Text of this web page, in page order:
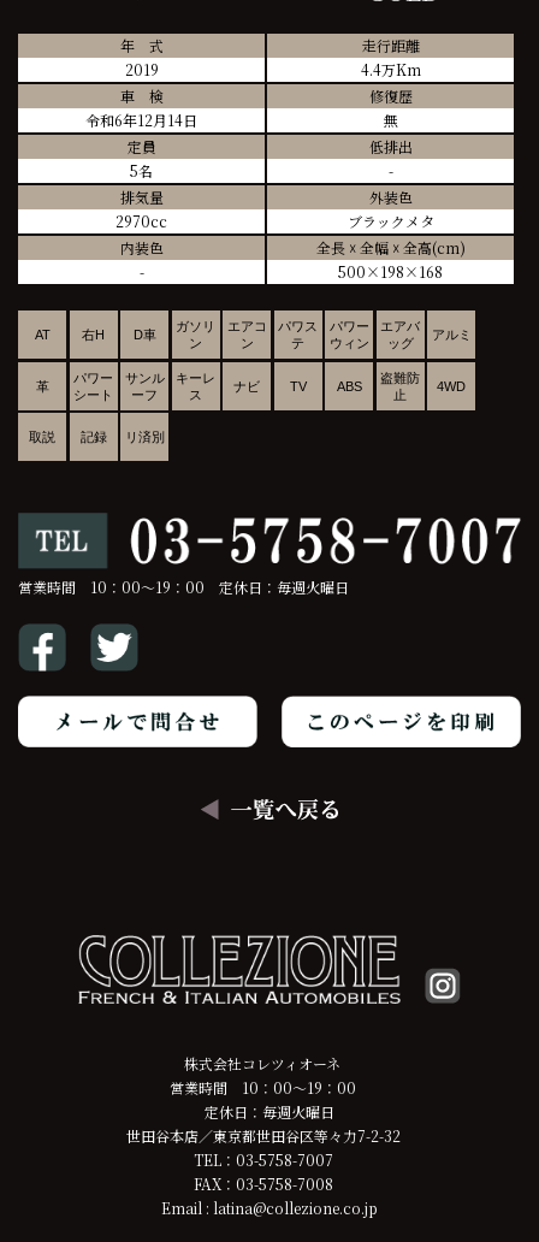
年 式
2019
走行距離
4.4万Km
車 検
令和6年12月14日
修復歴
無
定員
5名
低排出
-
排気量
2970cc
外装色
ブラックメタ
内装色
-
全長 ☓ 全幅 ☓ 全高(cm)
500×198×168
AT 右H D車
ガソリ
ン
エアコ
ン
パワス
テ
パワー
ウィン
エアバ
ッグ
アルミ
革
パワー
シート
サンル
ーフ
キーレ
ス
ナビ TV ABS
盗難防
止
4WD
取説 記録 リ済別
営業時間 10：00～19：00 定休日：毎週火曜日
株式会社コレツィオーネ
営業時間 10：00～19：00
定休日：毎週火曜日
世田谷本店／東京都世田谷区等々力7-2-32
TEL：03-5758-7007
FAX：03-5758-7008
Email : latina@collezione.co.jp